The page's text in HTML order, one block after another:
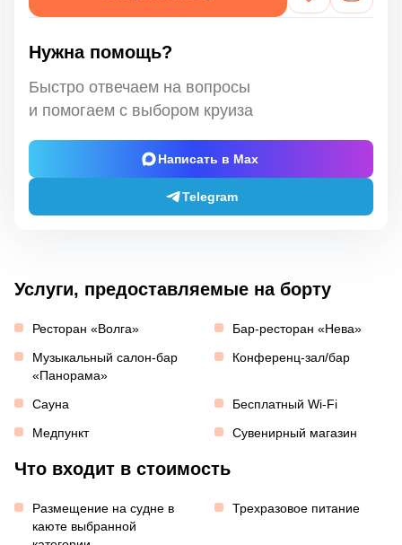
Нужна помощь?
Быстро отвечаем на вопросы
и помогаем с выбором круиза
Написать в Max
Telegram
Услуги, предоставляемые на борту
Ресторан «Волга»
Бар-ресторан «Нева»
Музыкальный салон-бар
«Панорама»
Конференц-зал/бар
Сауна
Бесплатный Wi-Fi
Медпункт
Сувенирный магазин
Что входит в стоимость
Размещение на судне в
каюте выбранной
Трехразовое питание